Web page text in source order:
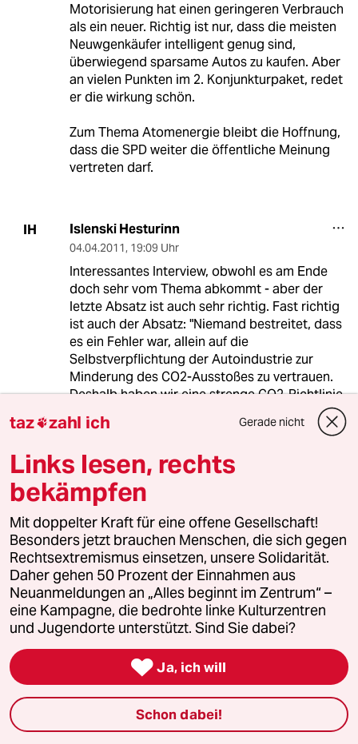
Motorisierung hat einen geringeren Verbrauch
als ein neuer. Richtig ist nur, dass die meisten
Neuwgenkäufer intelligent genug sind,
überwiegend sparsame Autos zu kaufen. Aber
an vielen Punkten im 2. Konjunkturpaket, redet
er die wirkung schön.
Zum Thema Atomenergie bleibt die Hoffnung,
dass die SPD weiter die öffentliche Meinung
vertreten darf.
IH Islenski Hesturinn
04.04.2011, 19:09 Uhr
Interessantes Interview, obwohl es am Ende
doch sehr vom Thema abkommt - aber der
letzte Absatz ist auch sehr richtig. Fast richtig
ist auch der Absatz: "Niemand bestreitet, dass
es ein Fehler war, allein auf die
Selbstverpflichtung der Autoindustrie zur
Minderung des CO2-Ausstoßes zu vertrauen.
Deshalb haben wir eine strenge CO2-Richtlinie
in der EU durchgesetzt." Nur das "Niemand" am
Anfang und das Wort "streng" im letzten Satz
Übrigens was auch fehlt, ist dass die Banken
u.a. Unternehmen bei ihrer "Rettung" viel zu
wenige Umweltauflagen als Bedingun
bekommen haben.
z.B. hätte man Banken verpflichten können, in
die Geothermie zu investieren, die bishlang viel
zu sehr vernachlässigt wird; und in
Solaranlagen, zuerst auf Dächern in
V vic
19:09 Uhr
taz zahl ich Gerade nicht
Links lesen, rechts
bekämpfen
Mit doppelter Kraft für eine offene Gesellschaft!
Besonders jetzt brauchen Menschen, die sich gegen
Rechtsextremismus einsetzen, unsere Solidarität.
Daher gehen 50 Prozent der Einnahmen aus
Neuanmeldungen an „Alles beginnt im Zentrum“ –
eine Kampagne, die bedrohte linke Kulturzentren
und Jugendorte unterstützt. Sind Sie dabei?
 Ja, ich will
Schon dabei!